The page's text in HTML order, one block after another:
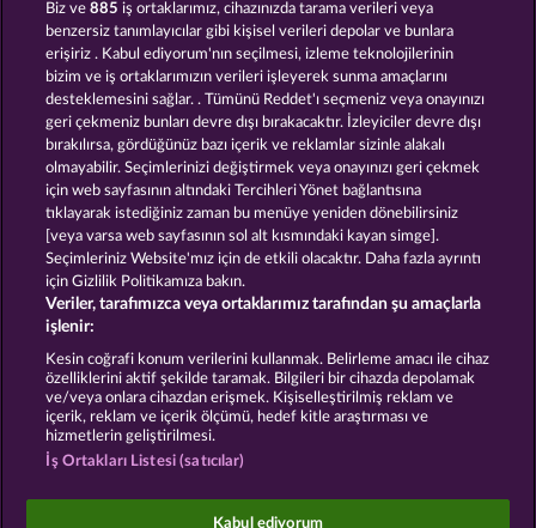
Book Of The Ages Beautiful Nature
Simply The Best Royal Seven
Hüküm ve Koşullar
Şirket SSS
İptal talebini gönder
Biz ve885 iş ortaklarımız, cihazınızda tarama verileri veya
benzersiz tanımlayıcılar gibi kişisel verileri depolar ve bunlara
erişiriz . Kabul ediyorum'nın seçilmesi, izleme teknolojilerinin
bizim ve iş ortaklarımızın verileri işleyerek sunma amaçlarını
desteklemesini sağlar. . Tümünü Reddet'ı seçmeniz veya onayınızı
geri çekmeniz bunları devre dışı bırakacaktır. İzleyiciler devre dışı
bırakılırsa, gördüğünüz bazı içerik ve reklamlar sizinle alakalı
olmayabilir. Seçimlerinizi değiştirmek veya onayınızı geri çekmek
için web sayfasının altındaki Tercihleri Yönet bağlantısına
tıklayarak istediğiniz zaman bu menüye yeniden dönebilirsiniz
[veya varsa web sayfasının sol alt kısmındaki kayan simge].
Seçimleriniz Website'mız için de etkili olacaktır. Daha fazla ayrıntı
için Gizlilik Politikamıza bakın.
Veriler, tarafımızca veya ortaklarımız tarafından şu amaçlarla
işlenir:
Kesin coğrafi konum verilerini kullanmak. Belirleme amacı ile cihaz
özelliklerini aktif şekilde taramak. Bilgileri bir cihazda depolamak
ve/veya onlara cihazdan erişmek. Kişiselleştirilmiş reklam ve
içerik, reklam ve içerik ölçümü, hedef kitle araştırması ve
hizmetlerin geliştirilmesi.
İş Ortakları Listesi (satıcılar)
Kabul ediyorum